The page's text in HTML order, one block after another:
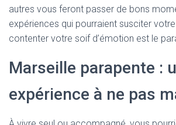
autres vous feront passer de bons
expériences qui pourraient susciter
contenter votre soif d’émotion est le
Marseille parapente :
expérience à ne pas